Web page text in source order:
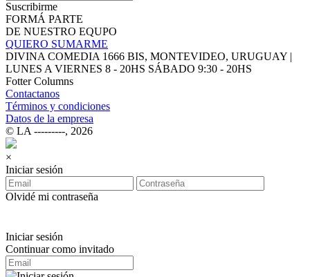
Suscribirme
FORMÁ PARTE
DE NUESTRO EQUPO
QUIERO SUMARME
DIVINA COMEDIA 1666 BIS, MONTEVIDEO, URUGUAY |
LUNES A VIERNES 8 - 20HS SÁBADO 9:30 - 20HS
Fotter Columns
Contactanos
Términos y condiciones
Datos de la empresa
© LA ‑‑‑‑‑‑‑‑‑, 2026
×
Iniciar sesión
Olvidé mi contraseña
Iniciar sesión
Continuar como invitado